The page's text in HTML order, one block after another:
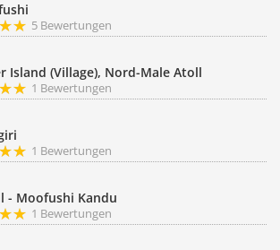
5 Bewertungen
Island (Village), Nord-Male Atoll
1 Bewertungen
1 Bewertungen
- Moofushi Kandu
1 Bewertungen